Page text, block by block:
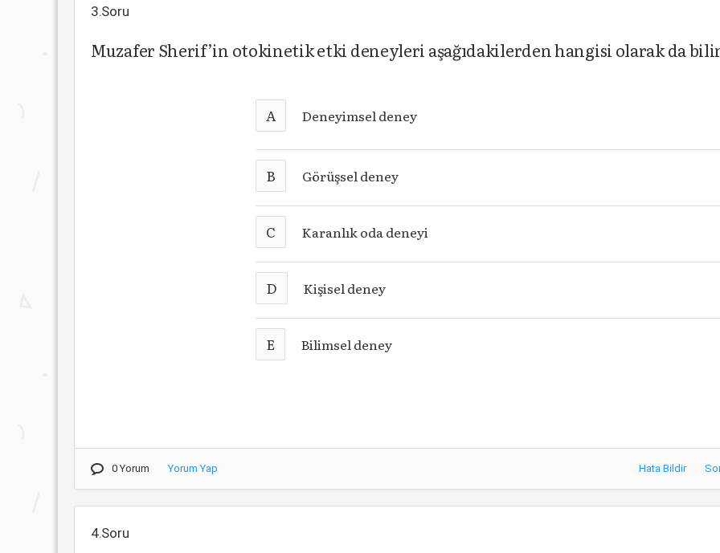
3.Soru
Muzafer Sherif’in otokinetik etki deneyleri aşağıdakilerden hangisi olarak da
A Deneyimsel deney
B Görüşsel deney
C Karanlık oda deneyi
D Kişisel deney
E Bilimsel deney
0 Yorum Yorum Yap Hata Bildir
4.Soru